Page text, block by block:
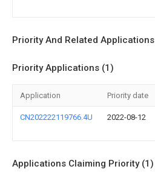
Priority And Related Applications
Priority Applications (1)
Application Priority date
CN202222119766.4U 2022-08-12
Applications Claiming Priority (1)